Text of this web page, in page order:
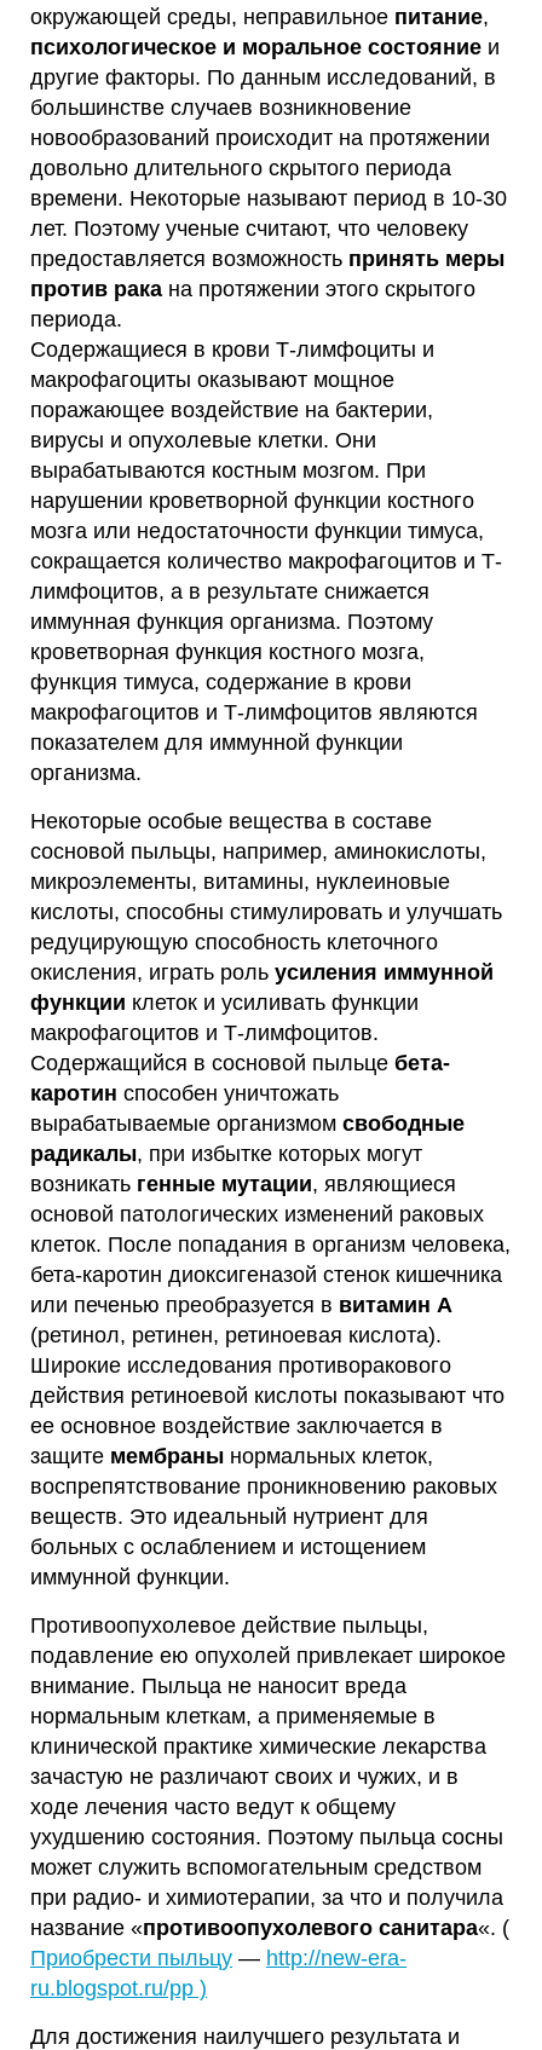
окружающей среды, неправильное питание,
психологическое и моральное состояние и
другие факторы. По данным исследований, в
большинстве случаев возникновение
новообразований происходит на протяжении
довольно длительного скрытого периода
времени. Некоторые называют период в 10-30
лет. Поэтому ученые считают, что человеку
предоставляется возможность принять меры
против рака на протяжении этого скрытого
периода.
Содержащиеся в крови Т-лимфоциты и
макрофагоциты оказывают мощное
поражающее воздействие на бактерии,
вирусы и опухолевые клетки. Они
вырабатываются костным мозгом. При
нарушении кроветворной функции костного
мозга или недостаточности функции тимуса,
сокращается количество макрофагоцитов и Т-
лимфоцитов, а в результате снижается
иммунная функция организма. Поэтому
кроветворная функция костного мозга,
функция тимуса, содержание в крови
макрофагоцитов и Т-лимфоцитов являются
показателем для иммунной функции
организма.
Некоторые особые вещества в составе
сосновой пыльцы, например, аминокислоты,
микроэлементы, витамины, нуклеиновые
кислоты, способны стимулировать и улучшать
редуцирующую способность клеточного
окисления, играть роль усиления иммунной
функции клеток и усиливать функции
макрофагоцитов и Т-лимфоцитов.
Содержащийся в сосновой пыльце бета-
каротин способен уничтожать
вырабатываемые организмом свободные
радикалы, при избытке которых могут
возникать генные мутации, являющиеся
основой патологических изменений раковых
клеток. После попадания в организм человека,
бета-каротин диоксигеназой стенок кишечника
или печенью преобразуется в витамин А
(ретинол, ретинен, ретиноевая кислота).
Широкие исследования противоракового
действия ретиноевой кислоты показывают что
ее основное воздействие заключается в
защите мембраны нормальных клеток,
воспрепятствование проникновению раковых
веществ. Это идеальный нутриент для
больных с ослаблением и истощением
иммунной функции.
Противоопухолевое действие пыльцы,
подавление ею опухолей привлекает широкое
внимание. Пыльца не наносит вреда
нормальным клеткам, а применяемые в
клинической практике химические лекарства
зачастую не различают своих и чужих, и в
ходе лечения часто ведут к общему
ухудшению состояния. Поэтому пыльца сосны
может служить вспомогательным средством
при радио- и химиотерапии, за что и получила
название «противоопухолевого санитара«. (
Приобрести пыльцу — http://new-era-
ru.blogspot.ru/pp )
Для достижения наилучшего результата и